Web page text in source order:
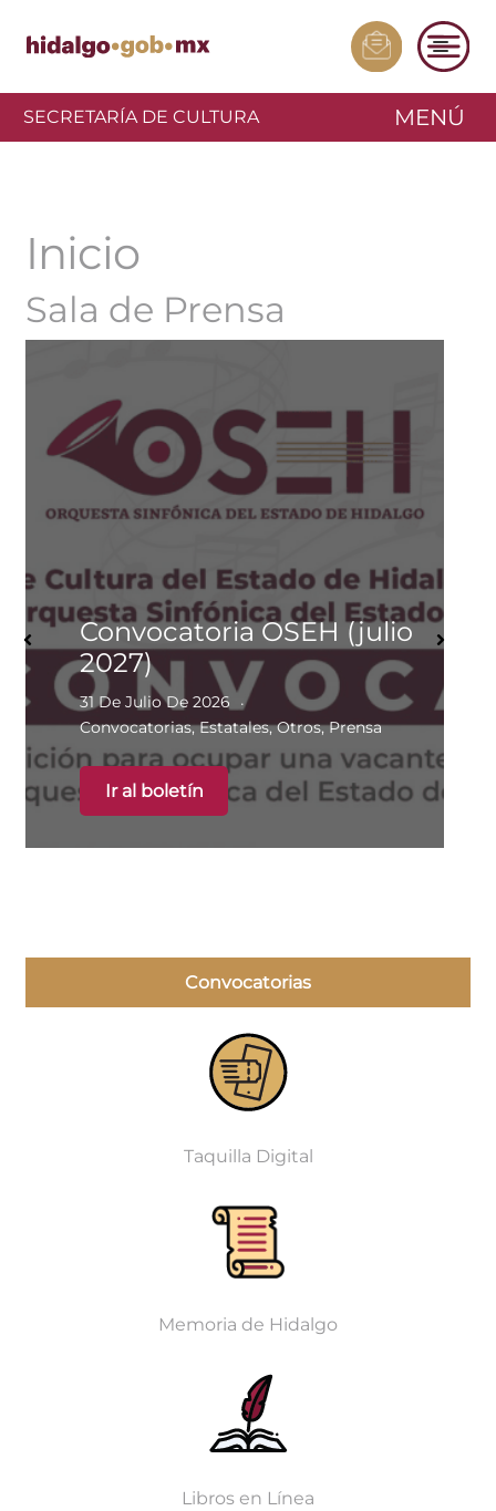
SECRETARÍA DE CULTURA MENÚ
Inicio
Sala de Prensa
Convocatoria OSEH (julio
2027)
31 De Julio De 2026
Convocatorias,Estatales,Otros,Prensa
Ir al boletín
Convocatorias
Taquilla Digital
Memoria de Hidalgo
Libros en Línea